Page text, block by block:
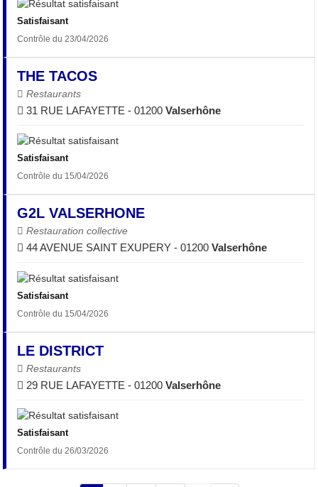
Satisfaisant
Contrôle du 23/04/2026
THE TACOS
Restaurants
31 RUE LAFAYETTE - 01200Valserhône
Satisfaisant
Contrôle du 15/04/2026
G2L VALSERHONE
Restauration collective
44 AVENUE SAINT EXUPERY - 01200Valserhône
Satisfaisant
Contrôle du 15/04/2026
LE DISTRICT
Restaurants
29 RUE LAFAYETTE - 01200Valserhône
Satisfaisant
Contrôle du 26/03/2026